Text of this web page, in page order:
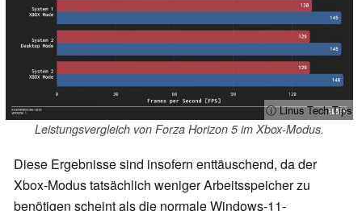
ⓘ Linus Tech Tips
Leistungsvergleich von Forza Horizon 5 im Xbox-Modus.
Diese Ergebnisse sind insofern enttäuschend, da der
Xbox-Modus tatsächlich weniger Arbeitsspeicher zu
benötigen scheint als die normale Windows-11-